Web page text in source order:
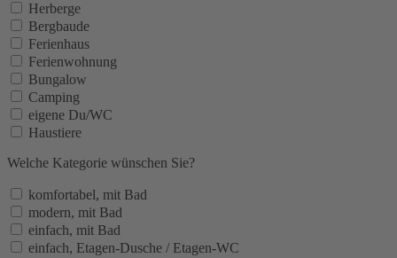
Herberge
Bergbaude
Ferienhaus
Ferienwohnung
Bungalow
Camping
eigene Du/WC
Haustiere
Welche Kategorie wünschen Sie?
komfortabel, mit Bad
modern, mit Bad
einfach, mit Bad
einfach, Etagen-Dusche / Etagen-WC